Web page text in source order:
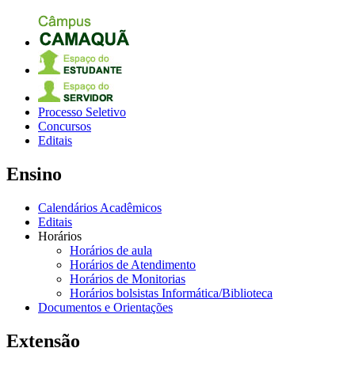
Processo Seletivo
Concursos
Editais
Ensino
Calendários Acadêmicos
Editais
Horários
Horários de aula
Horários de Atendimento
Horários de Monitorias
Horários bolsistas Informática/Biblioteca
Documentos e Orientações
Extensão